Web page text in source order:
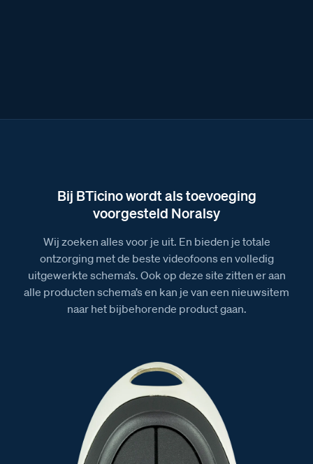
Bij BTicino wordt als toevoeging
voorgesteld Noralsy
Wij zoeken alles voor je uit. En bieden je totale
ontzorging met de beste videofoons en volledig
uitgewerkte schema’s. Ook op deze site zitten er aan
alle producten schema’s en kan je van een nieuwsitem
naar het bijbehorende product gaan.